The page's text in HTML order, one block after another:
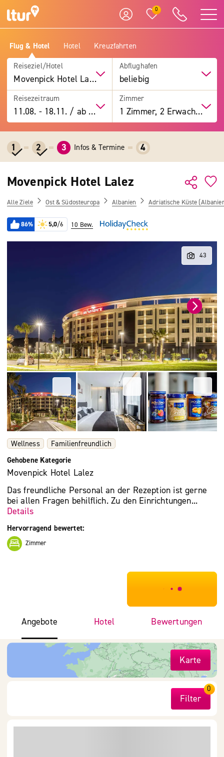
0
Flug & Hotel Hotel Kreuzfahrten
Reiseziel/Hotel
Movenpick Hotel Lalez
Abflughafen
beliebig
Reisezeitraum
11.08. -18.11. / ab 7 Tage
Zimmer
1 Zimmer, 2 Erwachsene
1 2 3 Infos & Termine 4
Movenpick Hotel Lalez
Alle Ziele Ost & Südosteuropa Albanien Adriatische Küste
86% 5,0/6 10 Bew.
Wellness
Familienfreundlich
Gehobene Kategorie
Movenpick Hotel Lalez
Das freundliche Personal an der Rezeption ist gerne
bei allen Fragen behilflich. Zu den Einrichtungen...
Details
Hervorragend bewertet:
Zimmer
***************
Angebote Hotel Bewertungen
Karte
Filter
0